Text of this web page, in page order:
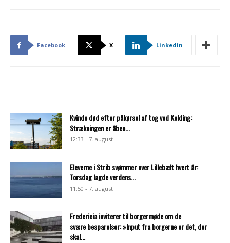
Facebook X Linkedin
Kvinde død efter påkørsel af tog ved Kolding:
Strækningen er åben...
12:33 - 7. august
Eleverne i Strib svømmer over Lillebælt hvert år:
Torsdag lagde verdens...
11:50 - 7. august
Fredericia inviterer til borgermøde om de
svære besparelser: »Input fra borgerne er det, der
skal...